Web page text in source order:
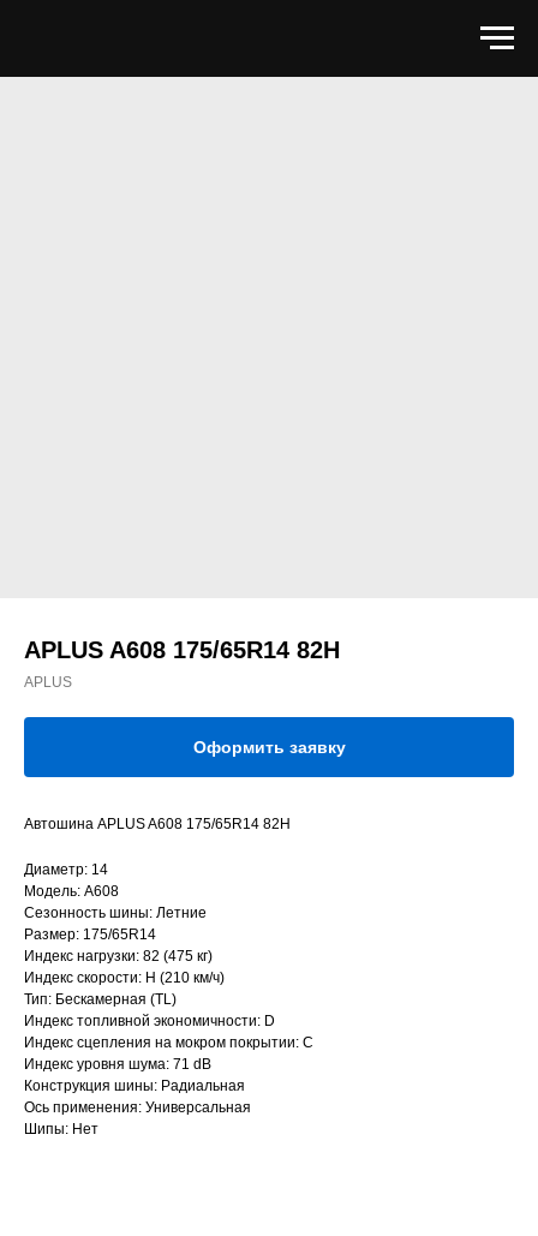
APLUS A608 175/65R14 82H
APLUS
Оформить заявку
Автошина APLUS A608 175/65R14 82H
Диаметр: 14
Модель: A608
Сезонность шины: Летние
Размер: 175/65R14
Индекс нагрузки: 82 (475 кг)
Индекс скорости: H (210 км/ч)
Тип: Бескамерная (TL)
Индекс топливной экономичности: D
Индекс сцепления на мокром покрытии: C
Индекс уровня шума: 71 dB
Конструкция шины: Радиальная
Ось применения: Универсальная
Шипы: Нет